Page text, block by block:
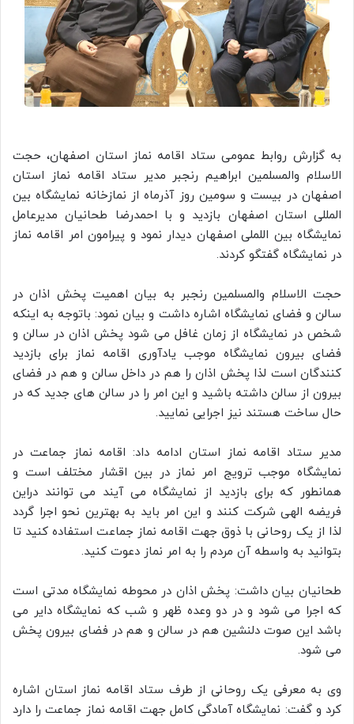
به گزارش روابط عمومی ستاد اقامه نماز استان اصفهان، حجت
الاسلام والمسلمین ابراهیم رنجبر مدیر ستاد اقامه نماز استان
اصفهان در بیست و سومین روز آذرماه از نمازخانه نمایشگاه بین
المللی استان اصفهان بازدید و با احمدرضا طحانیان مدیرعامل
نمایشگاه بین اللملی اصفهان دیدار نمود و پیرامون امر اقامه نماز
در نمایشگاه گفتگو کردند.
حجت الاسلام والمسلمین رنجبر به بیان اهمیت پخش اذان در
سالن و فضای نمایشگاه اشاره داشت و بیان نمود: باتوجه به اینکه
شخص در نمایشگاه از زمان غافل می شود پخش اذان در سالن و
فضای بیرون نمایشگاه موجب یادآوری اقامه نماز برای بازدید
کنندگان است لذا پخش اذان را هم در داخل سالن و هم در فضای
بیرون از سالن داشته باشید و این امر را در سالن های جدید که در
حال ساخت هستند نیز اجرایی نمایید.
مدیر ستاد اقامه نماز استان ادامه داد: اقامه نماز جماعت در
نمایشگاه موجب ترویج امر نماز در بین اقشار مختلف است و
همانطور که برای بازدید از نمایشگاه می آیند می توانند دراین
فریضه الهی شرکت کنند و این امر باید به بهترین نحو اجرا گردد
لذا از یک روحانی با ذوق جهت اقامه نماز جماعت استفاده کنید تا
بتوانید به واسطه آن مردم را به امر نماز دعوت کنید.
طحانیان بیان داشت: پخش اذان در محوطه نمایشگاه مدتی است
که اجرا می شود و در دو وعده ظهر و شب که نمایشگاه دایر می
باشد این صوت دلنشین هم در سالن و هم در فضای بیرون پخش
می شود.
وی به معرفی یک روحانی از طرف ستاد اقامه نماز استان اشاره
کرد و گفت: نمایشگاه آمادگی کامل جهت اقامه نماز جماعت را دارد